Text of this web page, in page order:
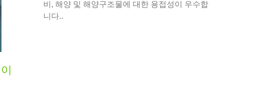
비, 해양 및 해양구조물에 대한 용접성이 우수합
니다..